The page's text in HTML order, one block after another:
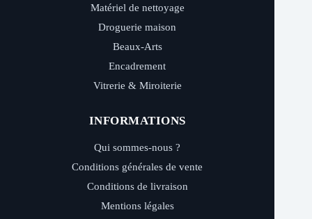
Matériel de nettoyage
Droguerie maison
Beaux-Arts
Encadrement
Vitrerie & Miroiterie
INFORMATIONS
Qui sommes-nous ?
Conditions générales de vente
Conditions de livraison
Mentions légales